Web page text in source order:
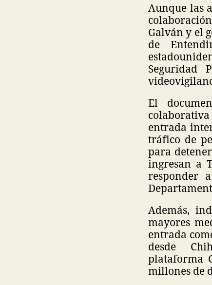
Aunque las
Galván y el
de
Seguridad
El
entrada
tráfico de
para
ingresan a
responder
Además,
mayores
entrada
desde
plataforma
millones de